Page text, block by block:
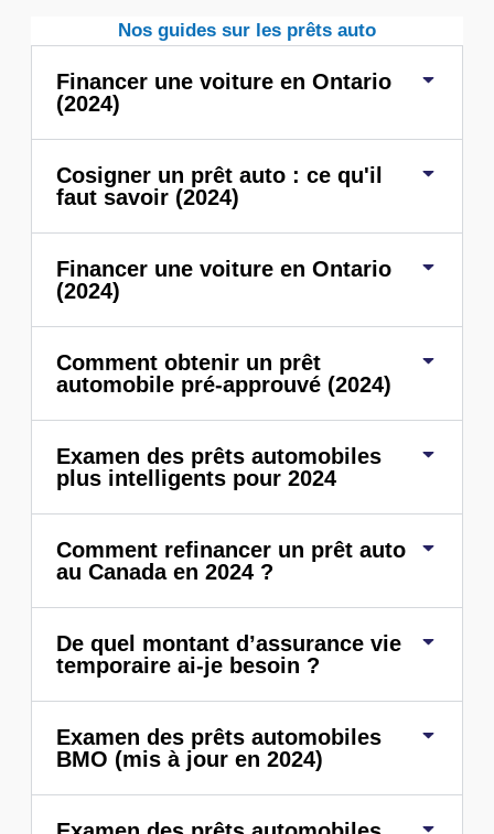
Nos guides sur les prêts auto
Financer une voiture en Ontario
(2024)
Cosigner un prêt auto : ce qu'il
faut savoir (2024)
Financer une voiture en Ontario
(2024)
Comment obtenir un prêt
automobile pré-approuvé (2024)
Examen des prêts automobiles
plus intelligents pour 2024
Comment refinancer un prêt auto
au Canada en 2024 ?
De quel montant d’assurance vie
temporaire ai-je besoin ?
Examen des prêts automobiles
BMO (mis à jour en 2024)